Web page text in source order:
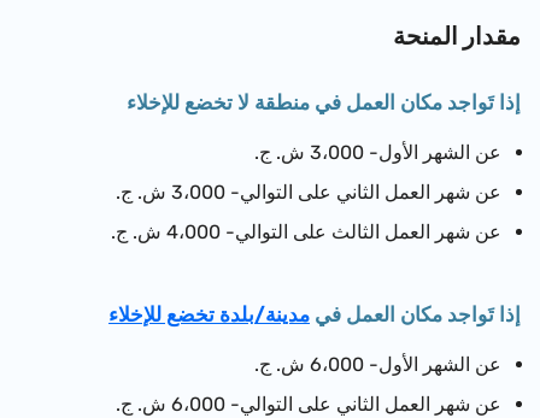
مقدار المنحة
إذا تَواجد مكان العمل في منطقة لا تخضع للإخلاء
عن الشهر الأول- 3،000 ش. ج.
عن شهر العمل الثاني على التوالي- 3،000 ش. ج.
عن شهر العمل الثالث على التوالي- 4،000 ش. ج.
إذا تَواجد مكان العمل فيمدينة/بلدة تخضع للإخلاء
عن الشهر الأول- 6،000 ش. ج.
عن شهر العمل الثاني على التوالي- 6،000 ش. ج.